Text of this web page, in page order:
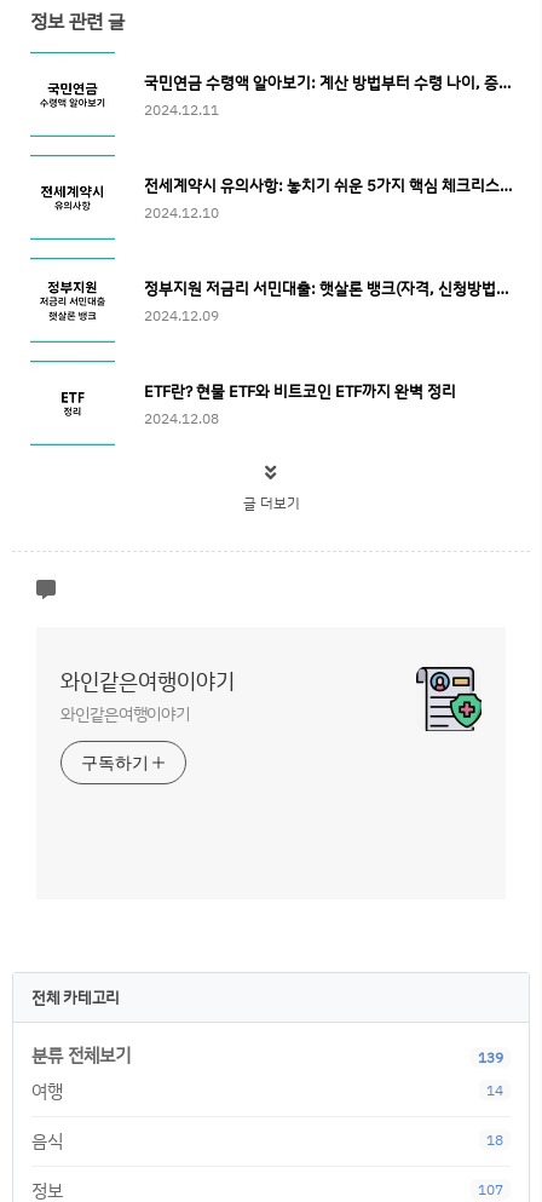
정보 관련 글
국민연금 수령액 알아보기: 계산 방법부터 수령 나이, 증액 방법까지 총정리
2024.12.11
전세계약시 유의사항: 놓치기 쉬운 5가지 핵심 체크리스트
2024.12.10
정부지원 저금리 서민대출: 햇살론 뱅크(자격, 신청방법, 부결사유 등)
2024.12.09
ETF란? 현물 ETF와 비트코인 ETF까지 완벽 정리
2024.12.08
글 더보기
와인같은여행이야기
와인같은여행이야기
구독하기
전체 카테고리
분류 전체보기 139
여행 14
음식 18
정보 107